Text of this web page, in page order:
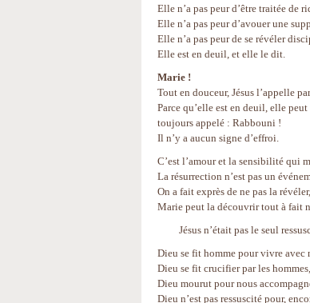
Elle n’a pas peur d’être traitée de
Elle n’a pas peur d’avouer une
Elle n’a pas peur de se révéler
Elle est en deuil, et elle le dit.
Marie !
Tout en douceur, Jésus l’appelle
Parce qu’elle est en deuil, elle
toujours appelé : Rabbouni !
Il n’y a aucun signe d’effroi.
C’est l’amour et la sensibilité qui
La résurrection n’est pas un
On a fait exprès de ne pas la
Marie peut la découvrir tout à fait
Jésus n’était pas le seul
Dieu se fit homme pour vivre avec
Dieu se fit crucifier par les
Dieu mourut pour nous
Dieu n’est pas ressuscité pour,